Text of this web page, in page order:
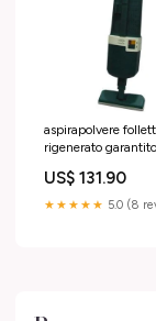
aspirapolvere
rigenerato
US$ 131.90
★★★★★ 5.0 (8